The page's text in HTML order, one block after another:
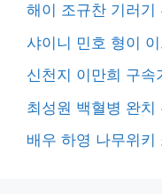
해이 조규찬 기러기
샤이니 민호 형이
신천지 이만희 구속
최성원 백혈병 완치
배우 하영 나무위키